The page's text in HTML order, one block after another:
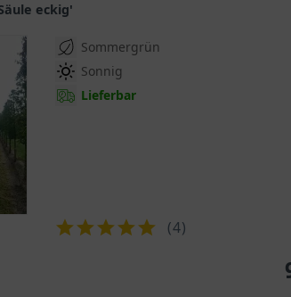
eckig'
Sommergrün
Sonnig
Lieferbar
(4)